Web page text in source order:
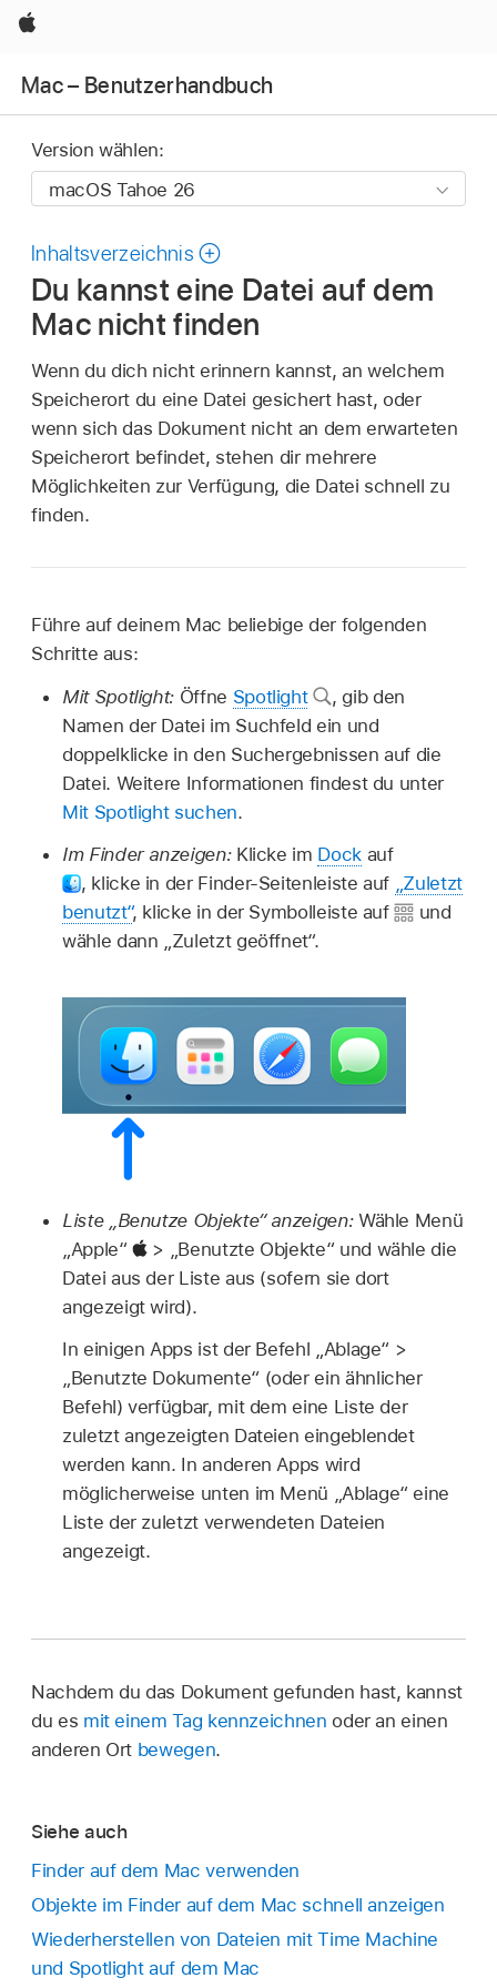
Apple
Mac – Benutzerhandbuch
Version wählen:
Inhaltsverzeichnis
Du kannst eine Datei auf dem
Mac nicht finden
Wenn du dich nicht erinnern kannst, an welchem
Speicherort du eine Datei gesichert hast, oder
wenn sich das Dokument nicht an dem erwarteten
Speicherort befindet, stehen dir mehrere
Möglichkeiten zur Verfügung, die Datei schnell zu
finden.
Führe auf deinem Mac beliebige der folgenden
Schritte aus:
Mit Spotlight: Öffne Spotlight , gib den
Namen der Datei im Suchfeld ein und
doppelklicke in den Suchergebnissen auf die
Datei. Weitere Informationen findest du unter
Mit Spotlight suchen.
Im Finder anzeigen:Klicke im Dockauf
, klicke in der Finder-Seitenleiste auf „Zuletzt
benutzt“, klicke in der Symbolleiste auf
und
wähle dann „Zuletzt geöffnet“.
Liste „Benutze Objekte“ anzeigen:Wähle Menü
„Apple“
> „Benutzte Objekte“ und wähle die
Datei aus der Liste aus (sofern sie dort
angezeigt wird).
In einigen Apps ist der Befehl „Ablage“ >
„Benutzte Dokumente“ (oder ein ähnlicher
Befehl) verfügbar, mit dem eine Liste der
zuletzt angezeigten Dateien eingeblendet
werden kann. In anderen Apps wird
möglicherweise unten im Menü „Ablage“ eine
Liste der zuletzt verwendeten Dateien
angezeigt.
Nachdem du das Dokument gefunden hast, kannst
du es mit einem Tag kennzeichnen oder an einen
anderen Ort bewegen.
Siehe auch
Finder auf dem Mac verwenden
Objekte im Finder auf dem Mac schnell anzeigen
Wiederherstellen von Dateien mit Time Machine
und Spotlight auf dem Mac